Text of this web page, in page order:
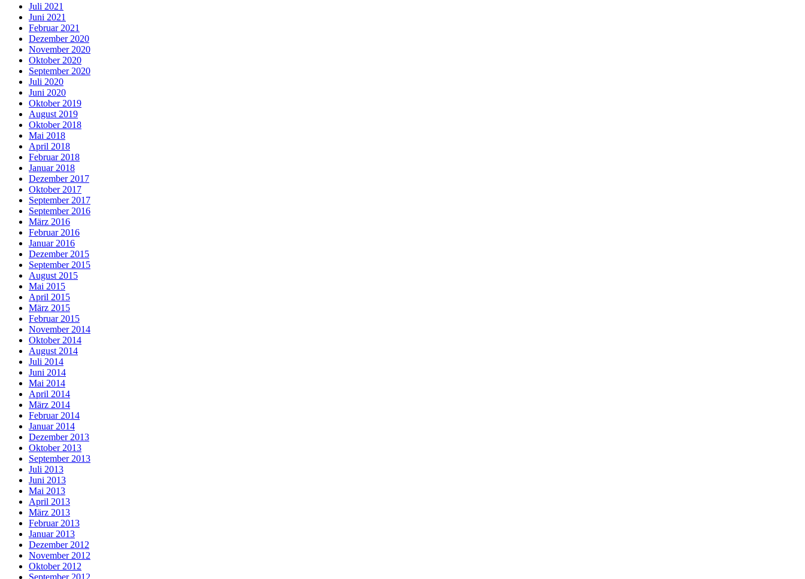
Juli 2021
Juni 2021
Februar 2021
Dezember 2020
November 2020
Oktober 2020
September 2020
Juli 2020
Juni 2020
Oktober 2019
August 2019
Oktober 2018
Mai 2018
April 2018
Februar 2018
Januar 2018
Dezember 2017
Oktober 2017
September 2017
September 2016
März 2016
Februar 2016
Januar 2016
Dezember 2015
September 2015
August 2015
Mai 2015
April 2015
März 2015
Februar 2015
November 2014
Oktober 2014
August 2014
Juli 2014
Juni 2014
Mai 2014
April 2014
März 2014
Februar 2014
Januar 2014
Dezember 2013
Oktober 2013
September 2013
Juli 2013
Juni 2013
Mai 2013
April 2013
März 2013
Februar 2013
Januar 2013
Dezember 2012
November 2012
Oktober 2012
September 2012